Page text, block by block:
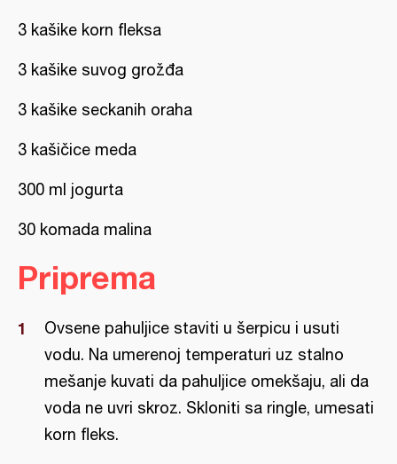
3 kašike korn fleksa
3 kašike suvog grožđa
3 kašike seckanih oraha
3 kašičice meda
300 ml jogurta
30 komada malina
Priprema
Ovsene pahuljice staviti u šerpicu i usuti
vodu. Na umerenoj temperaturi uz stalno
mešanje kuvati da pahuljice omekšaju, ali da
voda ne uvri skroz. Skloniti sa ringle, umesati
korn fleks.